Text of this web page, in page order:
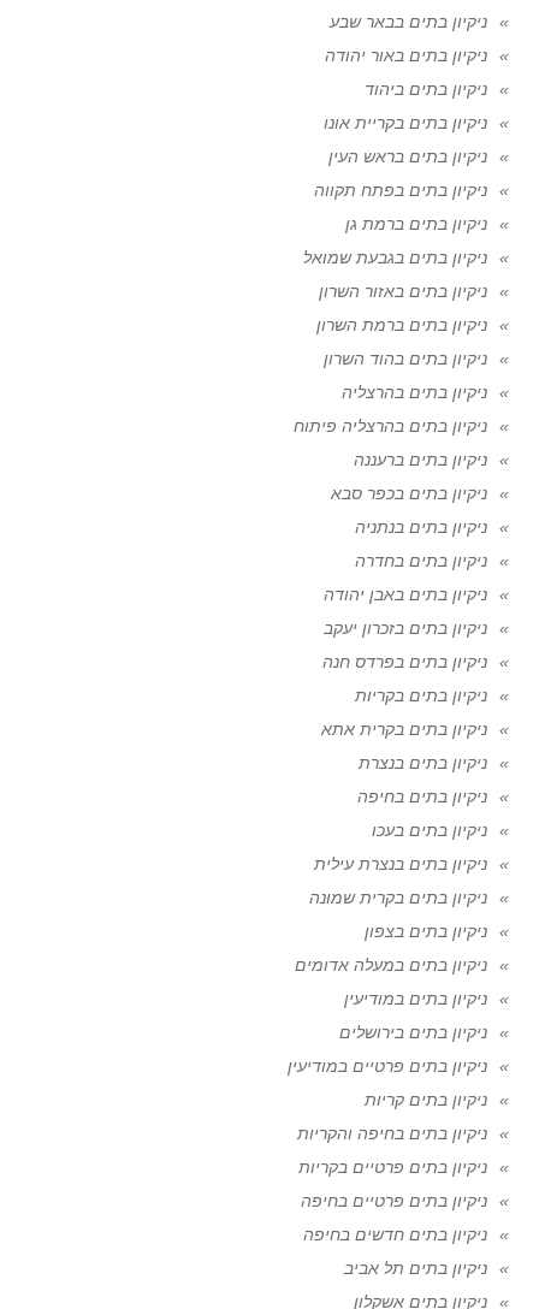
ניקיון בתים בבאר שבע
ניקיון בתים באור יהודה
ניקיון בתים ביהוד
ניקיון בתים בקריית אונו
ניקיון בתים בראש העין
ניקיון בתים בפתח תקווה
ניקיון בתים ברמת גן
ניקיון בתים בגבעת שמואל
ניקיון בתים באזור השרון
ניקיון בתים ברמת השרון
ניקיון בתים בהוד השרון
ניקיון בתים בהרצליה
ניקיון בתים בהרצליה פיתוח
ניקיון בתים ברעננה
ניקיון בתים בכפר סבא
ניקיון בתים בנתניה
ניקיון בתים בחדרה
ניקיון בתים באבן יהודה
ניקיון בתים בזכרון יעקב
ניקיון בתים בפרדס חנה
ניקיון בתים בקריות
ניקיון בתים בקרית אתא
ניקיון בתים בנצרת
ניקיון בתים בחיפה
ניקיון בתים בעכו
ניקיון בתים בנצרת עילית
ניקיון בתים בקרית שמונה
ניקיון בתים בצפון
ניקיון בתים במעלה אדומים
ניקיון בתים במודיעין
ניקיון בתים בירושלים
ניקיון בתים פרטיים במודיעין
ניקיון בתים קריות
ניקיון בתים בחיפה והקריות
ניקיון בתים פרטיים בקריות
ניקיון בתים פרטיים בחיפה
ניקיון בתים חדשים בחיפה
ניקיון בתים תל אביב
ניקיון בתים אשקלון